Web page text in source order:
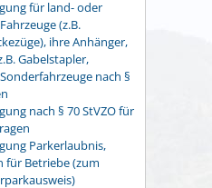
für land- oder
(z.B.
ihre Anhänger,
Gabelstapler,
nach §
nach § 70 StVZO für
Parkerlaubnis,
für Betriebe (zum